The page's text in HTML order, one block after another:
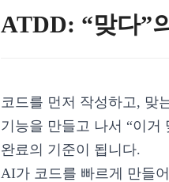
ATDD: “맞다”
코드를 먼저 작성하고, 맞
기능을 만들고 나서 “이거
완료의 기준이 됩니다.
AI가 코드를 빠르게 만들